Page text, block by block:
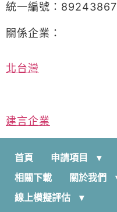
統一編號：89243867
關係企業：
北台灣
建言企業
首頁 申請項目
相關下載
關於我們
線上模擬評估